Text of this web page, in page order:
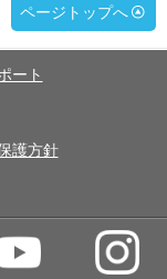
ページトップへ
ート
護方針